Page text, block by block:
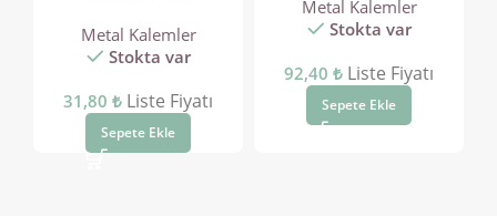
Metal Kalemler
Stokta var
31,80 ₺ Liste Fiyatı
Sepete Ekle
Metal Kalemler
Stokta var
92,40 ₺ Liste Fiyatı
Sepete Ekle